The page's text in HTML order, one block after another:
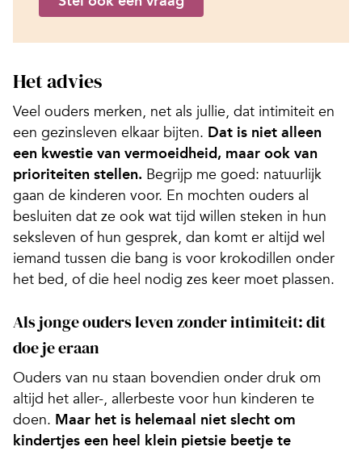
Het advies
Veel ouders merken, net als jullie, dat intimiteit en
een gezinsleven elkaar bijten. Dat is niet alleen
een kwestie van vermoeidheid, maar ook van
prioriteiten stellen. Begrijp me goed: natuurlijk
gaan de kinderen voor. En mochten ouders al
besluiten dat ze ook wat tijd willen steken in hun
seksleven of hun gesprek, dan komt er altijd wel
iemand tussen die bang is voor krokodillen onder
het bed, of die heel nodig zes keer moet plassen.
Als jonge ouders leven zonder intimiteit: dit
doe je eraan
Ouders van nu staan bovendien onder druk om
altijd het aller-, allerbeste voor hun kinderen te
doen. Maar het is helemaal niet slecht om
kindertjes een heel klein pietsie beetje te